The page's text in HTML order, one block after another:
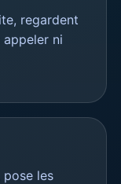
regardent
ni
les